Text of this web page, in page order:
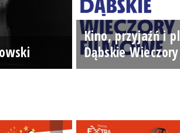
Kino, przyjaźń i
Dąbskie